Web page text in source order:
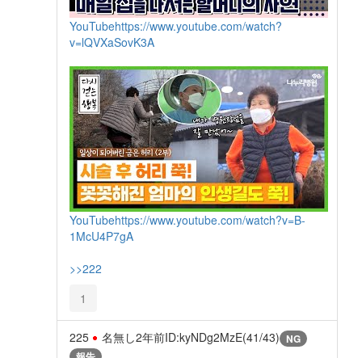
YouTubehttps://www.youtube.com/watch?
v=lQVXaSovK3A
YouTubehttps://www.youtube.com/watch?v=B-
1McU4P7gA
>>222
1
225 名無し2年前ID:kyNDg2MzE(41/43) NG